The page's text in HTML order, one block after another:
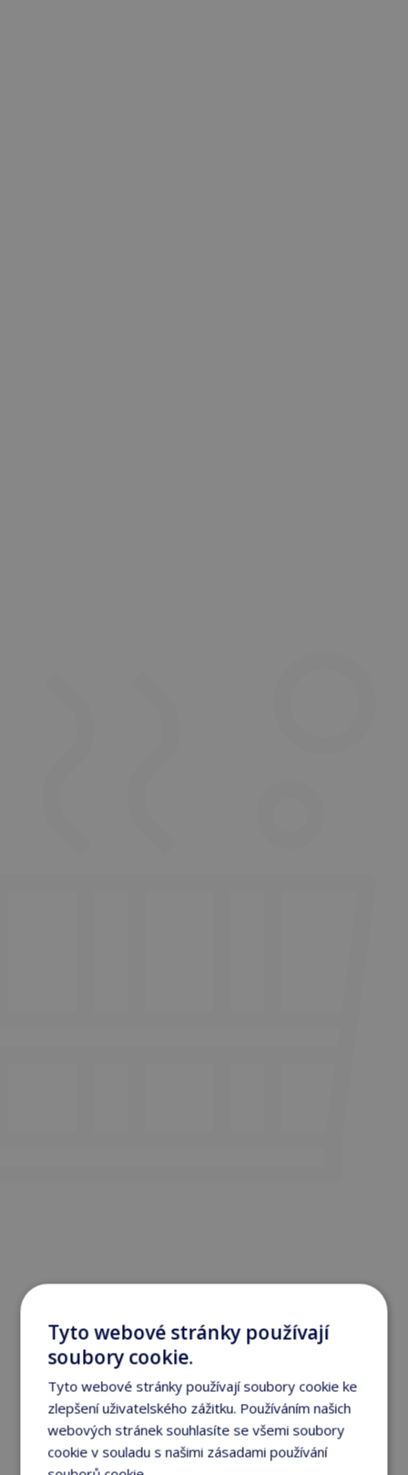
Tyto webové stránky používají
soubory cookie.
Tyto webové stránky používají soubory cookie ke
zlepšení uživatelského zážitku. Používáním našich
webových stránek souhlasíte se všemi soubory
cookie v souladu s našimi zásadami používání